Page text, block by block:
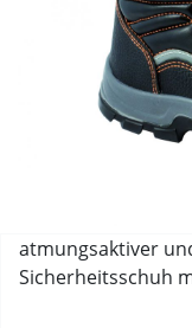
atmungsaktiver
Sicherheitsschuh